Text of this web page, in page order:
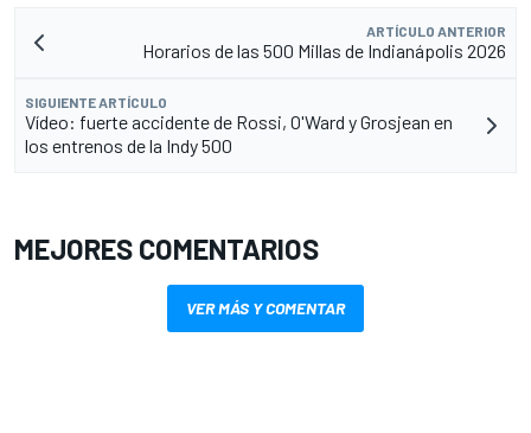
ARTÍCULO ANTERIOR
Horarios de las 500 Millas de Indianápolis 2026
SIGUIENTE ARTÍCULO
Vídeo: fuerte accidente de Rossi, O'Ward y Grosjean en
los entrenos de la Indy 500
MEJORES COMENTARIOS
VER MÁS Y COMENTAR